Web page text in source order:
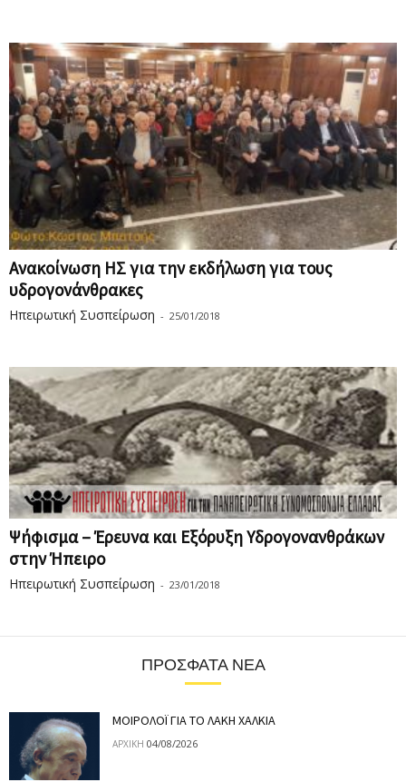
Ανακοίνωση ΗΣ για την εκδήλωση για τους
υδρογονάνθρακες
Ηπειρωτική Συσπείρωση - 25/01/2018
Ψήφισμα – Έρευνα και Εξόρυξη Υδρογονανθράκων
στην Ήπειρο
Ηπειρωτική Συσπείρωση - 23/01/2018
ΠΡΌΣΦΑΤΑ ΝΈΑ
ΜΟΙΡΟΛΟΪ ΓΙΑ ΤΟ ΛΑΚΗ ΧΑΛΚΙΑ
ΑΡΧΙΚΉ 04/08/2026